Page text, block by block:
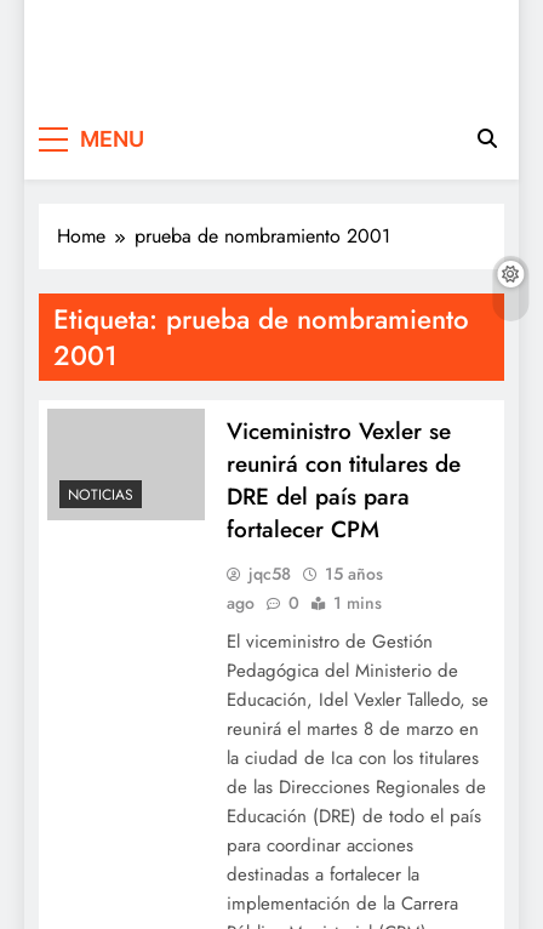
MENU
Home prueba de nombramiento 2001
Etiqueta: prueba de nombramiento
2001
NOTICIAS
Viceministro Vexler se
reunirá con titulares de
DRE del país para
fortalecer CPM
jqc58
15 años
ago
0 1 mins
El viceministro de Gestión
Pedagógica del Ministerio de
Educación, Idel Vexler Talledo, se
reunirá el martes 8 de marzo en
la ciudad de Ica con los titulares
de las Direcciones Regionales de
Educación (DRE) de todo el país
para coordinar acciones
destinadas a fortalecer la
implementación de la Carrera